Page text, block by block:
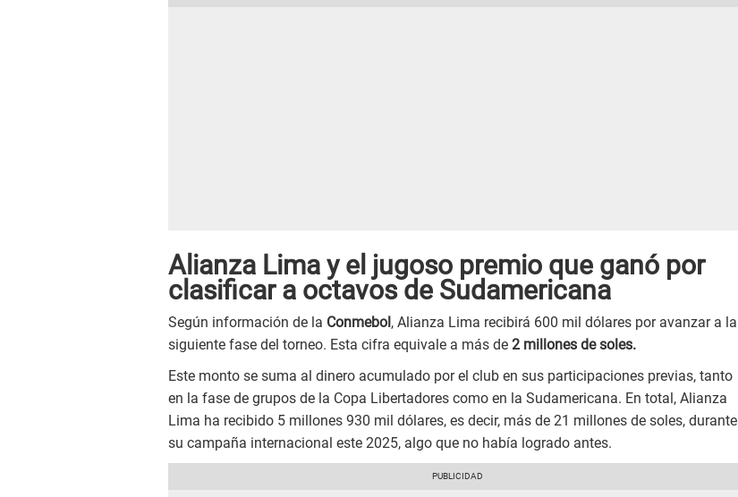
Alianza Lima y el jugoso premio que ganó por
clasificar a octavos de Sudamericana
Según información de la Conmebol , Alianza Lima recibirá 600 mil dólares por avanzar a la
siguiente fase del torneo. Esta cifra equivale a más de 2 millones de soles.
Este monto se suma al dinero acumulado por el club en sus participaciones previas, tanto
en la fase de grupos de la Copa Libertadores como en la Sudamericana. En total, Alianza
Lima ha recibido 5 millones 930 mil dólares, es decir, más de 21 millones de soles, durante
su campaña internacional este 2025, algo que no había logrado antes.